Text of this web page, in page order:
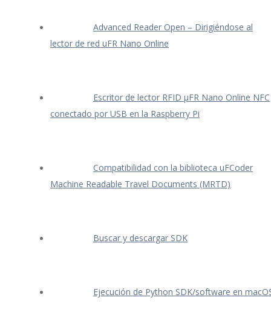
Advanced Reader Open – Dirigiéndose al
lector de red uFR Nano Online
Escritor de lector RFID μFR Nano Online NFC
conectado por USB en la Raspberry Pi
Compatibilidad con la biblioteca uFCoder
Machine Readable Travel Documents (MRTD)
Buscar y descargar SDK
Ejecución de Python SDK/software en